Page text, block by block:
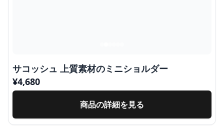
サコッシュ 上質素材のミニショルダー
¥4,680
商品の詳細を見る